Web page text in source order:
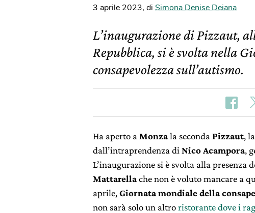
3 aprile 2023, di Simona Denise Deiana
L’inaugurazione di Pizzaut,
Repubblica, si è svolta nella
consapevolezza sull’autismo.
Ha aperto a Monzala seconda Pizzaut,
dall’intraprendenza di Nico Acampora,
L’inaugurazione si è svolta alla presenza
Mattarellache non è voluto mancare a
aprile,Giornata mondiale della
non sarà solo un altroristorante dove i